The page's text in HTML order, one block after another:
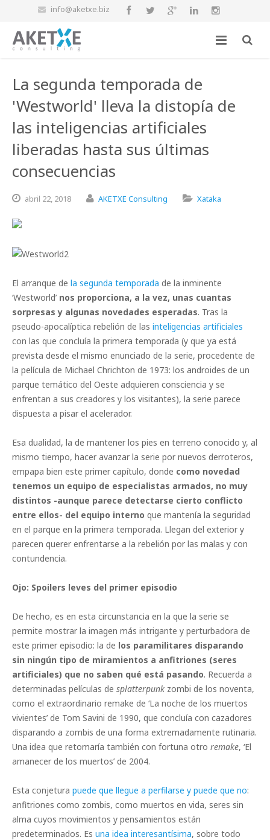
info@aketxe.biz
La segunda temporada de
'Westworld' lleva la distopía de
las inteligencias artificiales
liberadas hasta sus últimas
consecuencias
abril 22, 2018 AKETXE Consulting Xataka
El arranque de la segunda temporada de la inminente
‘Westworld’ nos proporciona, a la vez, unas cuantas
sorpresas y algunas novedades esperadas. Tras la
pseudo-apocalíptica rebelión de las inteligencias artificiales
con las que concluía la primera temporada (y que ya está
prevista desde el mismo enunciado de la serie, procedente de
la película de Michael Chrichton de 1973: los androides de un
parque temático del Oeste adquieren consciencia y se
enfrentan a sus creadores y los visitantes), la serie parece
dispuesta a pisar el acelerador.
Esa dualidad, la de mantener los pies en terreno conocido y, al
mismo tiempo, hacer avanzar la serie por nuevos derroteros,
empapa bien este primer capítulo, donde como novedad
tenemos un equipo de especialistas armados, no muy
distintos -aunque parece detectarse cierto conflicto
entre ellos- del equipo interno que mantenía la seguridad
en el parque en la primera temporada. Llegan del exterior y
parecen querer enfrentarse a la rebelión por las malas y con
contundencia.
Ojo: Spoilers leves del primer episodio
De hecho, es en esta circunstancia en la que la serie se
permite mostrar la imagen más intrigante y perturbadora de
este primer episodio: la de los paramilitares disparando
sin ningún tipo de miramientos a anfitriones (seres
artificiales) que no saben qué está pasando. Recuerda a
determinadas películas de splatterpunk zombi de los noventa,
como el extraordinario remake de ‘La noche de los muertos
vivientes’ de Tom Savini de 1990, que concluía con cazadores
disparando a zombis de una forma extremadamente rutinaria.
Una idea que retomaría también con fortuna otro remake, ‘El
amanecer de los muertos’ de 2004.
Esta conjetura puede que llegue a perfilarse y puede que no:
anfitriones como zombis, como muertos en vida, seres sin
alma cuyos movimientos y pensamientos están
predeterminados. Es una idea interesantísima, sobre todo